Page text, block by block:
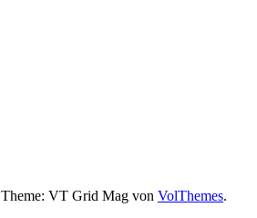
Theme: VT Grid Mag von VolThemes.